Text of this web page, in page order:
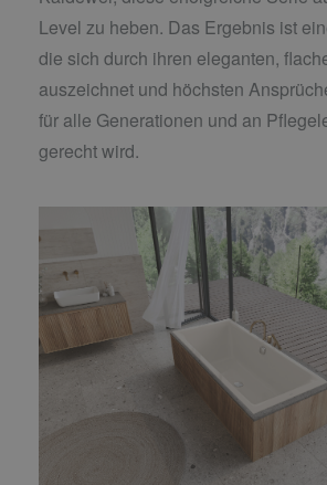
Level zu heben. Das Ergebnis ist
die sich durch ihren eleganten,
auszeichnet und höchsten
für alle Generationen und an
gerecht wird.